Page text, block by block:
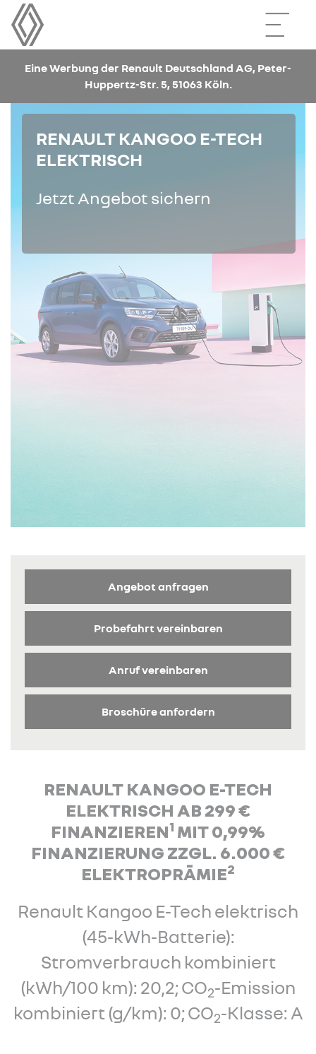
Eine Werbung der Renault Deutschland AG, Peter-
Huppertz-Str. 5, 51063 Köln.
RENAULT KANGOO E-TECH
ELEKTRISCH
Jetzt Angebot sichern
Angebot anfragen
Probefahrt vereinbaren
Anruf vereinbaren
Broschüre anfordern
RENAULT KANGOO E-TECH
ELEKTRISCH AB 299 €
FINANZIEREN1 MIT 0,99%
FINANZIERUNG ZZGL. 6.000 €
ELEKTROPRÄMIE2
Renault Kangoo E-Tech elektrisch
(45-kWh-Batterie):
Stromverbrauch kombiniert
(kWh/100 km): 20,2; CO2-Emission
kombiniert (g/km): 0; CO2-Klasse: A